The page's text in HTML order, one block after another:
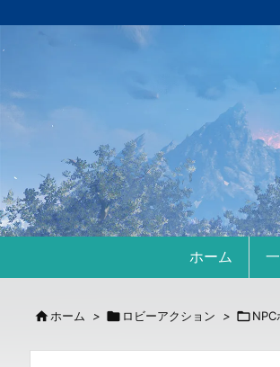
ホーム
 ホーム >  ロビーアクション > 